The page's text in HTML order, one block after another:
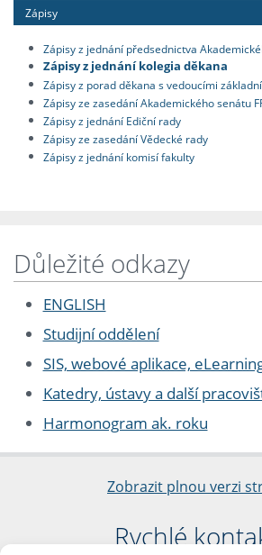
Zápisy
Zápisy z jednání předsednictva
Zápisy z jednání kolegia děkana
Zápisy z porad děkana s vedoucími
Zápisy ze zasedání Akademického senátu
Zápisy z jednání Ediční rady
Zápisy ze zasedání Vědecké rady
Zápisy z jednání komisí fakulty
Důležité odkazy
ENGLISH
Studijní oddělení
SIS, webové aplikace,
Katedry, ústavy a další
Harmonogram ak. roku
Zobrazit plnou verzi
Rychlé